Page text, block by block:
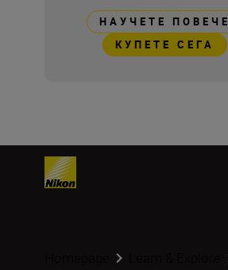
НАУЧЕТЕ ПОВЕЧЕ
КУПЕТЕ СЕГА